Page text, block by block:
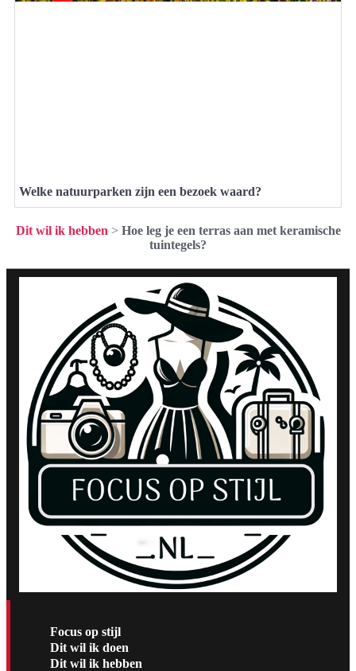
Welke natuurparken zijn een bezoek waard?
Dit wil ik hebben > Hoe leg je een terras aan met keramische
tuintegels?
Focus op stijl
Dit wil ik doen
Dit wil ik hebben